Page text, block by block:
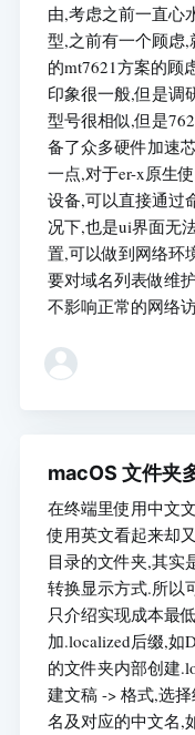
由,考虑之前一直心
型,之前有一个顾虑
的mt7621方案的顾
印象很一般,但是调
型号很相似,但是
备了众多硬件加速
一点,对于er-x原生
设备,可以直接通过
况下,也是ui界面无
置,可以做到网络环
要对域名列表做维
不影响正常的网络
macOS 文件夹
在终端里使用中文
使用英文看起来却
目录的文件夹,其实
转换显示方式.所以
只介绍实现成本最
加.localized后缀,如
的文件夹内部创建
建文稿 -> 格式,选
名及对应的中文名,